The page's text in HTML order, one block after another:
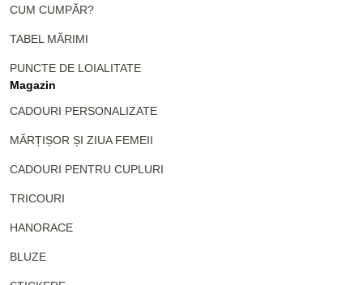
CUM CUMPĂR?
TABEL MĂRIMI
PUNCTE DE LOIALITATE
Magazin
CADOURI PERSONALIZATE
MĂRȚIȘOR ȘI ZIUA FEMEII
CADOURI PENTRU CUPLURI
TRICOURI
HANORACE
BLUZE